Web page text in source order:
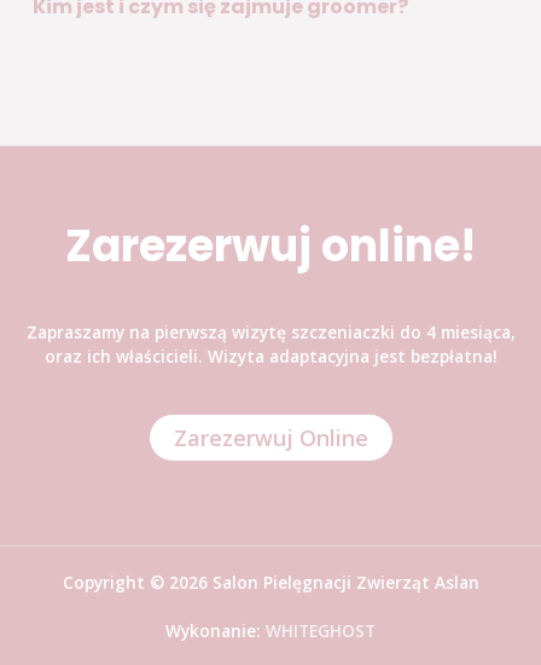
Kim jest i czym się zajmuje groomer?
Zarezerwuj online!
Zapraszamy na pierwszą wizytę szczeniaczki do 4 miesiąca,
oraz ich właścicieli. Wizyta adaptacyjna jest bezpłatna!
Zarezerwuj Online
Copyright © 2026 Salon Pielęgnacji Zwierząt Aslan
Wykonanie: WHITEGHOST